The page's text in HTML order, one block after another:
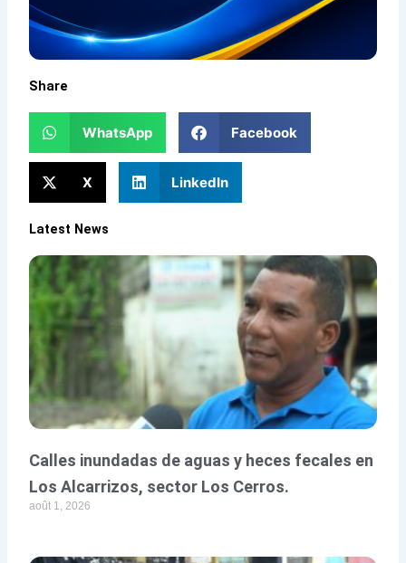
Share
WhatsApp Facebook
X LinkedIn
Latest News
Calles inundadas de aguas y heces fecales en
Los Alcarrizos, sector Los Cerros.
août 1, 2026